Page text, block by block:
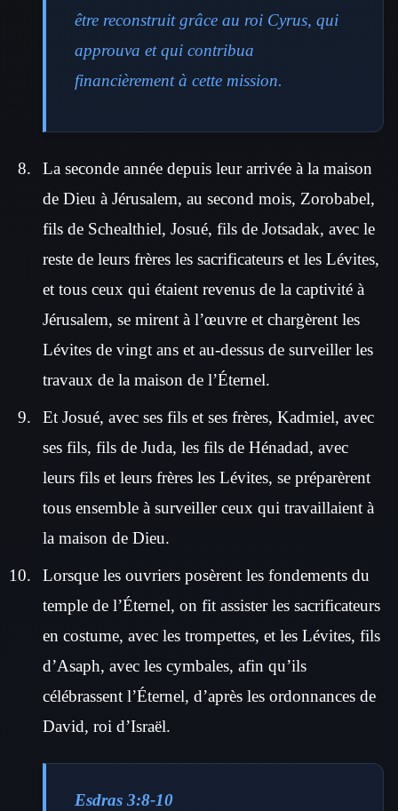
être reconstruit grâce au roi Cyrus, qui
approuva et qui contribua
financièrement à cette mission.
La seconde année depuis leur arrivée à la maison
de Dieu à Jérusalem, au second mois, Zorobabel,
fils de Schealthiel, Josué, fils de Jotsadak, avec le
reste de leurs frères les sacrificateurs et les Lévites,
et tous ceux qui étaient revenus de la captivité à
Jérusalem, se mirent à l’œuvre et chargèrent les
Lévites de vingt ans et au-dessus de surveiller les
travaux de la maison de l’Éternel.
Et Josué, avec ses fils et ses frères, Kadmiel, avec
ses fils, fils de Juda, les fils de Hénadad, avec
leurs fils et leurs frères les Lévites, se préparèrent
tous ensemble à surveiller ceux qui travaillaient à
la maison de Dieu.
Lorsque les ouvriers posèrent les fondements du
temple de l’Éternel, on fit assister les sacrificateurs
en costume, avec les trompettes, et les Lévites, fils
d’Asaph, avec les cymbales, afin qu’ils
célébrassent l’Éternel, d’après les ordonnances de
David, roi d’Israël.
Esdras 3:8-10